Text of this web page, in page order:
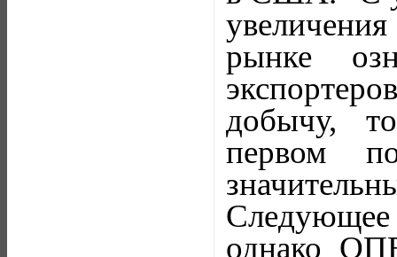
рынке
добычу,
первом
Следующее
однако